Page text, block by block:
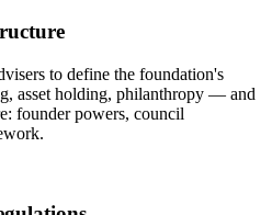
to define the foundation's
asset holding, philanthropy — and
founder powers, council